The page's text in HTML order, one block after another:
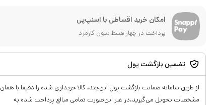
امکان خرید اقساطی با اسنپ‌پی
پرداخت در چهار قسط بدون کارمزد
تضمین بازگشت پول
از طریق سامانه ضمانت بازگشت پول این‌چند، کالا خریداری شده را دقیقا با همان
مشخصات تحویل می‌گیرید.در غیر این‌صورت تمامی مبالغ پرداخت شده به